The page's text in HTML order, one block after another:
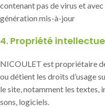
contenant pas de virus et
génération mis-à-jour
4. Propriété
NICOULET est propriétaire
ou détient les droits d’usage
le site, notamment les textes,
sons, logiciels.